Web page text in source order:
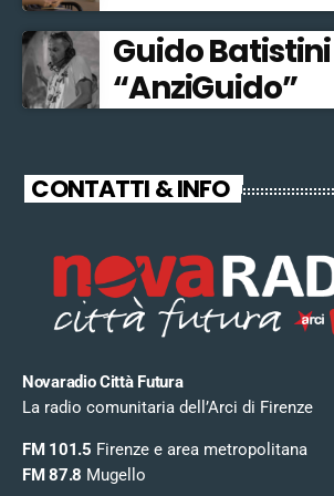
Guido Batistini
“AnziGuido”
CONTATTI & INFO
Novaradio Città Futura
La radio comunitaria dell’Arci di Firenze
FM 101.5 Firenze e area metropolitana
FM 87.8 Mugello